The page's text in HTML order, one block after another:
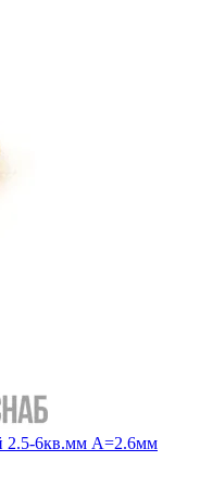
2.5-6кв.мм А=2.6мм